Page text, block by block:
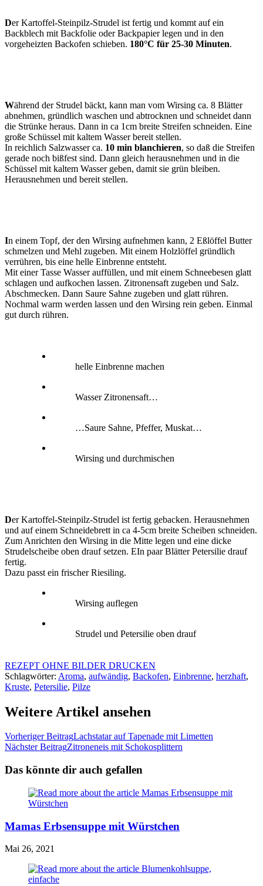
Der Kartoffel-Steinpilz-Strudel ist fertig und kommt auf ein
Backblech mit Backfolie oder Backpapier legen und in den
vorgeheizten Backofen schieben. 180°C für 25-30 Minuten.
Während der Strudel bäckt, kann man vom Wirsing ca. 8 Blätter
abnehmen, gründlich waschen und abtrocknen und schneidet dann
die Strünke heraus. Dann in ca 1cm breite Streifen schneiden. Eine
große Schüssel mit kaltem Wasser bereit stellen.
In reichlich Salzwasser ca. 10 min blanchieren, so daß die Streifen
gerade noch bißfest sind. Dann gleich herausnehmen und in die
Schüssel mit kaltem Wasser geben, damit sie grün bleiben.
Herausnehmen und bereit stellen.
In einem Topf, der den Wirsing aufnehmen kann, 2 Eßlöffel Butter
schmelzen und Mehl zugeben. Mit einem Holzlöffel gründlich
verrühren, bis eine helle Einbrenne entsteht.
Mit einer Tasse Wasser auffüllen, und mit einem Schneebesen glatt
schlagen und aufkochen lassen. Zitronensaft zugeben und Salz.
Abschmecken. Dann Saure Sahne zugeben und glatt rühren.
Nochmal warm werden lassen und den Wirsing rein geben. Einmal
gut durch rühren.
helle Einbrenne machen
Wasser Zitronensaft…
…Saure Sahne, Pfeffer, Muskat…
Wirsing und durchmischen
Der Kartoffel-Steinpilz-Strudel ist fertig gebacken. Herausnehmen
und auf einem Schneidebrett in ca 4-5cm breite Scheiben schneiden.
Zum Anrichten den Wirsing in die Mitte legen und eine dicke
Strudelscheibe oben drauf setzen. EIn paar Blätter Petersilie drauf
fertig.
Dazu passt ein frischer Riesiling.
Wirsing auflegen
Strudel und Petersilie oben drauf
REZEPT OHNE BILDER DRUCKEN
Schlagwörter: Aroma, aufwändig, Backofen, Einbrenne, herzhaft,
Kruste, Petersilie, Pilze
Weitere Artikel ansehen
Vorheriger BeitragLachstatar auf Tapenade mit Limetten
Nächster BeitragZitroneneis mit Schokosplittern
Das könnte dir auch gefallen
Mamas Erbsensuppe mit Würstchen
Mai 26, 2021